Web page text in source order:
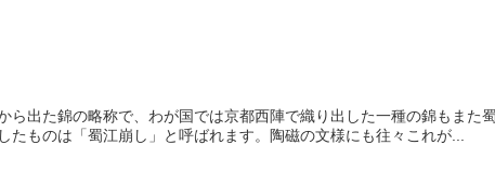
ら出た錦の略称で、わが国では京都西陣で織り出した一種の錦もまた
ものは「蜀江崩し」と呼ばれます。陶磁の文様にも往々これが...